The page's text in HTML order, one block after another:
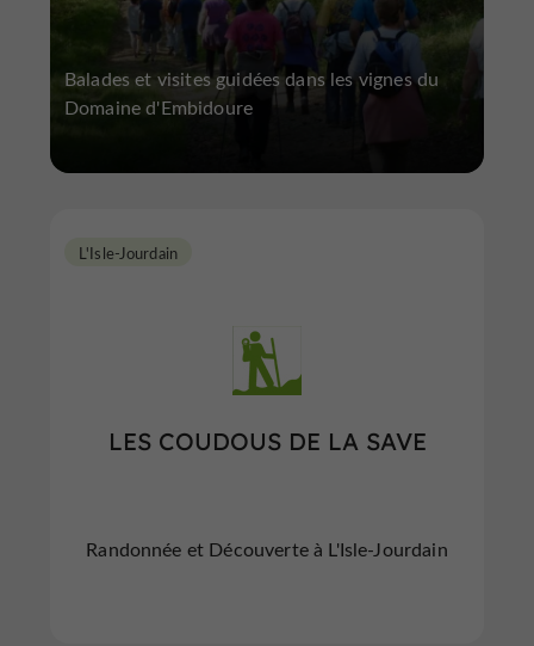
Balades et visites guidées dans les vignes du
Domaine d'Embidoure
LES COUDOUS DE LA SAVE
L'Isle-Jourdain
Randonnée et Découverte à L'Isle-Jourdain